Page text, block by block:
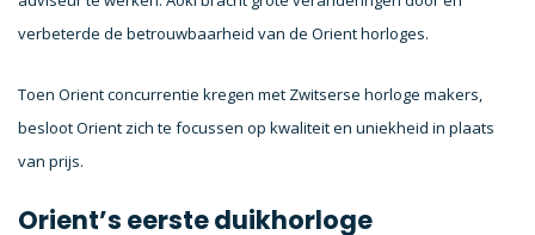
verbeterde de betrouwbaarheid van de Orient horloges.
Toen Orient concurrentie kregen met Zwitserse horloge makers,
besloot Orient zich te focussen op kwaliteit en uniekheid in plaats
van prijs.
Orient’s eerste duikhorloge